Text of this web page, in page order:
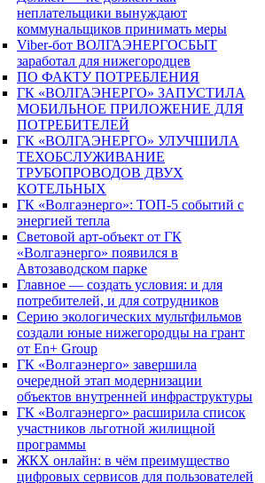
неплательщики вынуждают
коммунальщиков принимать меры
Viber-бот ВОЛГАЭНЕРГОСБЫТ
заработал для нижегородцев
ПО ФАКТУ ПОТРЕБЛЕНИЯ
ГК «ВОЛГАЭНЕРГО» ЗАПУСТИЛА
МОБИЛЬНОЕ ПРИЛОЖЕНИЕ ДЛЯ
ПОТРЕБИТЕЛЕЙ
ГК «ВОЛГАЭНЕРГО» УЛУЧШИЛА
ТЕХОБСЛУЖИВАНИЕ
ТРУБОПРОВОДОВ ДВУХ
КОТЕЛЬНЫХ
ГК «Волгаэнерго»: ТОП-5 событий с
энергией тепла
Световой арт-объект от ГК
«Волгаэнерго» появился в
Автозаводском парке
Главное — создать условия: и для
потребителей, и для сотрудников
Серию экологических мультфильмов
создали юные нижегородцы на грант
от En+ Group
ГК «Волгаэнерго» завершила
очередной этап модернизации
объектов внутренней инфраструктуры
ГК «Волгаэнерго» расширила список
участников льготной жилищной
программы
ЖКХ онлайн: в чём преимущество
цифровых сервисов для пользователей